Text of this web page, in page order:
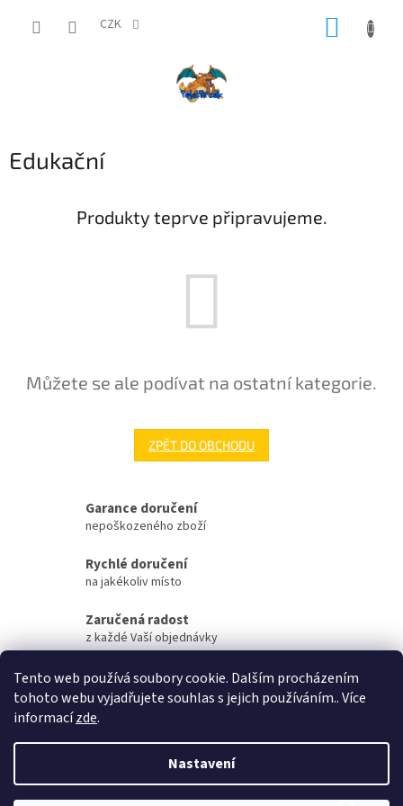
Tento web používá soubory cookie. Dalším procházením
tohoto webu vyjadřujete souhlas s jejich používáním.. Více
informacízde.
Nastavení
CZK
Edukační
Produkty teprve připravujeme.
Můžete se ale podívat na ostatní kategorie.
ZPĚT DO OBCHODU
Garance doručení
nepoškozeného zboží
Rychlé doručení
na jakékoliv místo
Zaručená radost
z každé Vaší objednávky
Zaručené otevření
Vaší objednávky na streamu
Vytvořil Shoptet